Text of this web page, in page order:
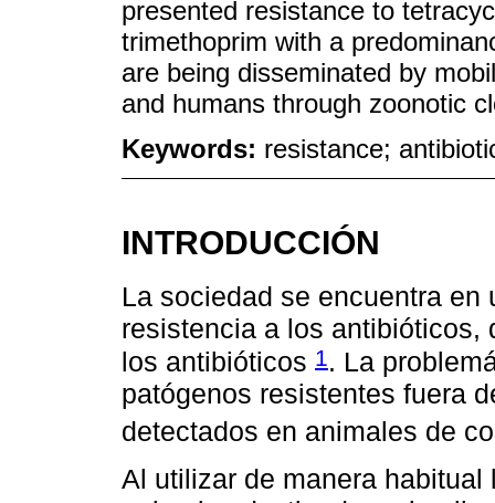
presented resistance to
trimethoprim with a
are being disseminated by
and humans through zoonotic
Keywords: resistance;
INTRODUCCIÓN
La sociedad se encuentra
resistencia a los antibióticos,
los antibióticos 1. La
patógenos resistentes fuera
detectados en animales de
Al utilizar de manera